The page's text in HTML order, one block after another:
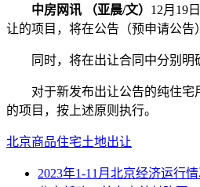
中房网讯 （亚晨/文） 12月19
让的项目，将在公告（预申请公告
同时，将在出让合同中分别明确
对于新发布出让公告的纯住宅用
的项目，按上述原则执行。
北京商品住宅土地出让
2023年1-11月北京经济运行